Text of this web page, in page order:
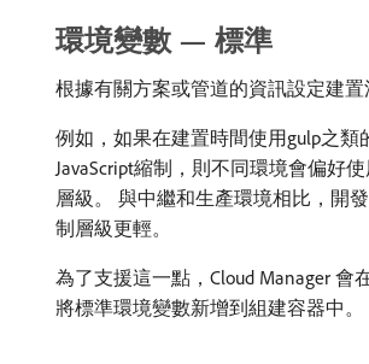
環境變數 — 標準
根據有關方案或管道的資訊設定建置
例如，如果在建置時間使用gulp之類
JavaScript縮制，則不同環境會偏好
層級。 與中繼和生產環境相比，開
制層級更輕。
為了支援這一點，Clo​​ud Manager 會
將標準環境變數新增到組建容器中。